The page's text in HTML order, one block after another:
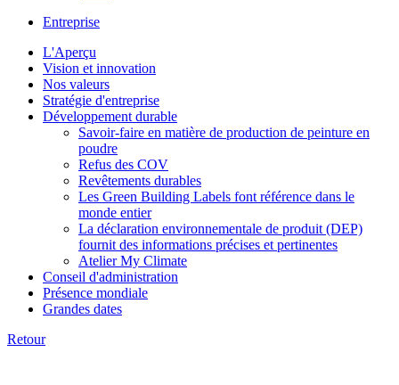
Entreprise
L'Aperçu
Vision et innovation
Nos valeurs
Stratégie d'entreprise
Développement durable
Savoir-faire en matière de production de peinture en
poudre
Refus des COV
Revêtements durables
Les Green Building Labels font référence dans le
monde entier
La déclaration environnementale de produit (DEP)
fournit des informations précises et pertinentes
Atelier My Climate
Conseil d'administration
Présence mondiale
Grandes dates
Retour